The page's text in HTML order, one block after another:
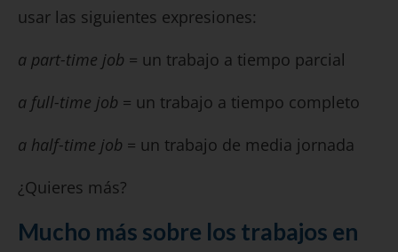
usar las siguientes expresiones:
a part-time job = un trabajo a tiempo parcial
a full-time job = un trabajo a tiempo completo
a half-time job = un trabajo de media jornada
¿Quieres más?
Mucho más sobre los trabajos en